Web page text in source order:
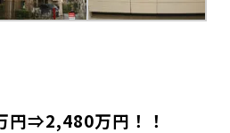
円⇒2,480万円！！